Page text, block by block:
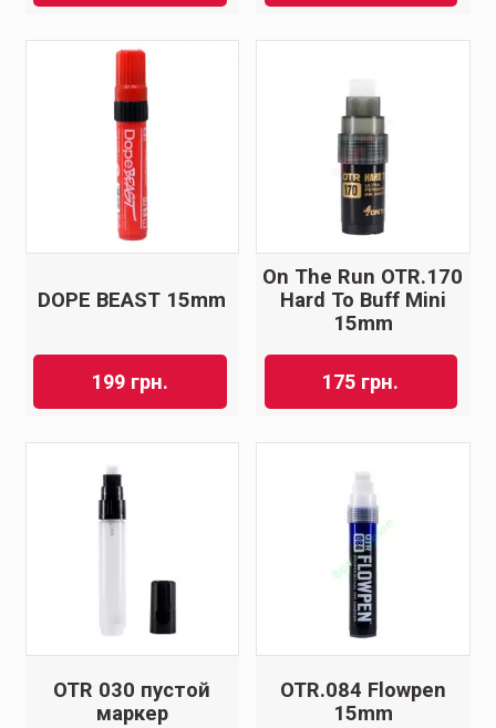
DOPE BEAST 15mm
199 грн.
On The Run OTR.170
Hard To Buff Mini
15mm
175 грн.
OTR 030 пустой
маркер
OTR.084 Flowpen
15mm